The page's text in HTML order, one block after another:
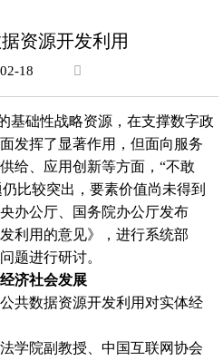
资源开发利用
18
基础性战略资源，在支撑数字政
发挥了显著作用，但面向服务
给、应用创新等方面， “不敢
比较突出，要素价值尚未得到
办公厅、国务院办公厅发布
利用的意见》，进行系统部
题进行研讨。
济社会发展
数据资源开发利用对实体经
院副教授、中国互联网协会